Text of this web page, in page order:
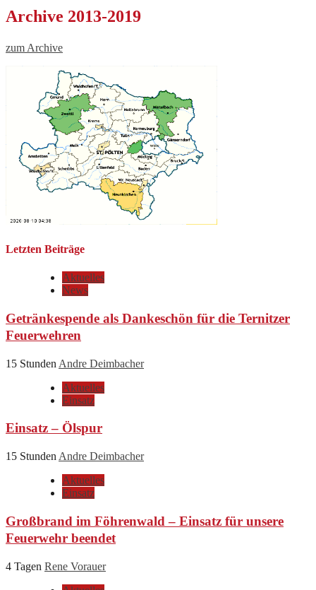
Archive 2013-2019
zum Archive
Letzten Beiträge
Aktuelles
News
Getränkespende als Dankeschön für die Ternitzer
Feuerwehren
15 Stunden Andre Deimbacher
Aktuelles
Einsatz
Einsatz – Ölspur
15 Stunden Andre Deimbacher
Aktuelles
Einsatz
Großbrand im Föhrenwald – Einsatz für unsere
Feuerwehr beendet
4 Tagen Rene Vorauer